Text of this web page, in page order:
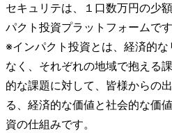
セキュリテは、１口数万円の少
パクト投資プラットフォームです
※インパクト投資とは、経済的
なく、それぞれの地域で抱える
的な課題に対して、皆様からの
る、経済的な価値と社会的な価
資の仕組みです。